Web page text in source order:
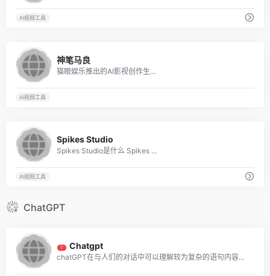
AI视频工具
神笔马良
猫眼娱乐推出的AI影视创作生...
AI视频工具
Spikes Studio
Spikes Studio是什么 Spikes ...
AI视频工具
ChatGPT
T Chatgpt
chatGPT在与人们的对话中可以理解较为复杂的语句内容，比如有多层语法嵌套的句子。同时，ChatGPT拥有一定联系上下文理解语境的能力，可以针对一个问题不断深入交流。